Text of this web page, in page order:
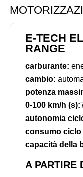
E-TECH
RANGE
carburante:
cambio:
potenza
0-100 km/h (s):
autonomia
consumo ciclo
capacità della
A PARTIRE